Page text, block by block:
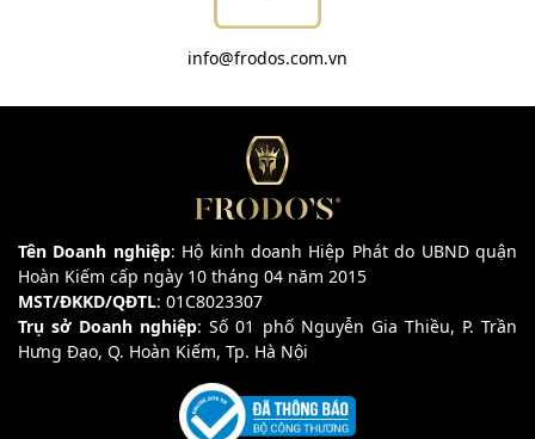
info@frodos.com.vn
Tên Doanh nghiệp: Hộ kinh doanh Hiệp Phát do UBND quận
Hoàn Kiếm cấp ngày 10 tháng 04 năm 2015
MST/ĐKKD/QĐTL: 01C8023307
Trụ sở Doanh nghiệp: Số 01 phố Nguyễn Gia Thiều, P. Trần
Hưng Đạo, Q. Hoàn Kiếm, Tp. Hà Nội